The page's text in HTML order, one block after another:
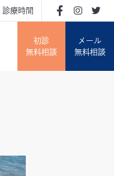
診療時間
初診
無料相談
メール
無料相談